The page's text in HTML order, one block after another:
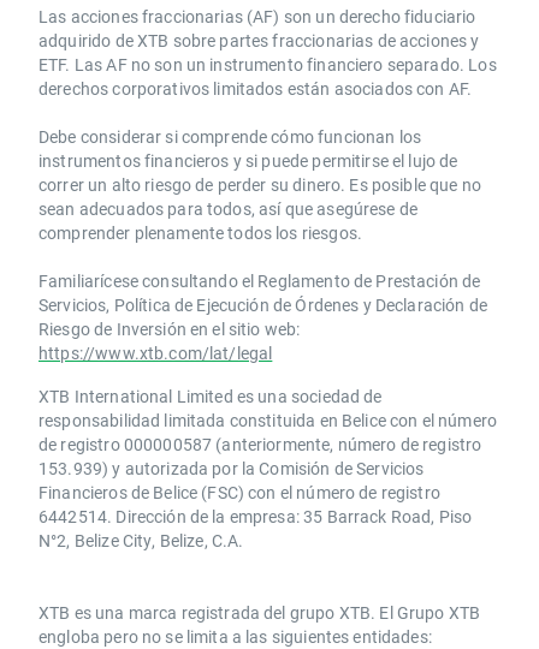
Las acciones fraccionarias (AF) son un derecho fiduciario
adquirido de XTB sobre partes fraccionarias de acciones y
ETF. Las AF no son un instrumento financiero separado. Los
derechos corporativos limitados están asociados con AF.
Debe considerar si comprende cómo funcionan los
instrumentos financieros y si puede permitirse el lujo de
correr un alto riesgo de perder su dinero. Es posible que no
sean adecuados para todos, así que asegúrese de
comprender plenamente todos los riesgos.
Familiarícese consultando el Reglamento de Prestación de
Servicios, Política de Ejecución de Órdenes y Declaración de
Riesgo de Inversión en el sitio web:
https://www.xtb.com/lat/legal
XTB International Limited es una sociedad de
responsabilidad limitada constituida en Belice con el número
de registro 000000587 (anteriormente, número de registro
153.939) y autorizada por la Comisión de Servicios
Financieros de Belice (FSC) con el número de registro
6442514. Dirección de la empresa: 35 Barrack Road, Piso
N°2, Belize City, Belize, C.A.
​​XTB es una marca registrada del grupo XTB. El Grupo XTB
engloba pero no se limita a las siguientes entidades: